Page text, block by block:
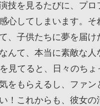
技を見るたびに、プロ
心してしまいます。そ
、子供たちに夢を届け
んて、本当に素敵な人
見てると、日々のちょ
をもらえるし、ファン
！これからも、彼女の